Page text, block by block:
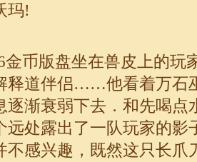
玛!
金币版盘坐在兽皮上的玩
释道伴侣……他看着万石
逐渐衰弱下去．和先喝点
远处露出了一队玩家的影
不感兴趣，既然这只长爪